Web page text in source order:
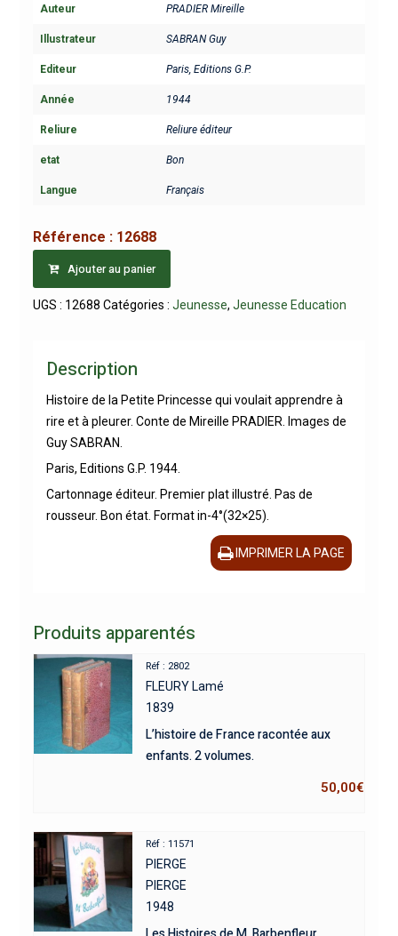
Auteur PRADIER Mireille
Illustrateur SABRAN Guy
Editeur Paris, Editions G.P.
Année 1944
Reliure Reliure éditeur
etat Bon
Langue Français
Référence : 12688
Ajouter au panier
UGS : 12688 Catégories : Jeunesse, Jeunesse Education
Description
Histoire de la Petite Princesse qui voulait apprendre à
rire et à pleurer. Conte de Mireille PRADIER. Images de
Guy SABRAN.
Paris, Editions G.P. 1944.
Cartonnage éditeur. Premier plat illustré. Pas de
rousseur. Bon état. Format in-4°(32×25).
IMPRIMER LA PAGE
Produits apparentés
Réf : 2802
FLEURY Lamé
1839
L’histoire de France racontée aux
enfants. 2 volumes.
50,00€
Réf : 11571
PIERGE
PIERGE
1948